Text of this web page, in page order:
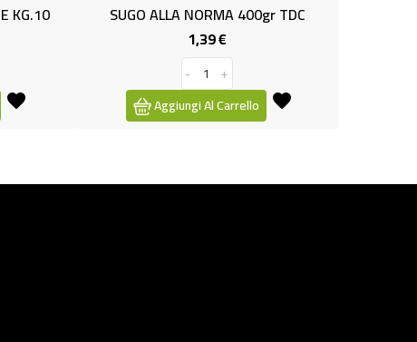
ALLA NORMA 400gr TDC
Aggiungi Al Carrello
TIMO FRANTUMATO
Aggiungi Al Carrello